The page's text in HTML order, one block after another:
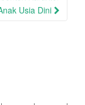
Usia Dini